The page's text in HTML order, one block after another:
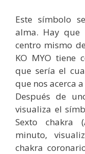
Este símbolo
alma. Hay que
centro mismo
KO MYO tiene
que sería el
que nos acerca
Después de
visualiza el
Sexto chakra
minuto,
chakra